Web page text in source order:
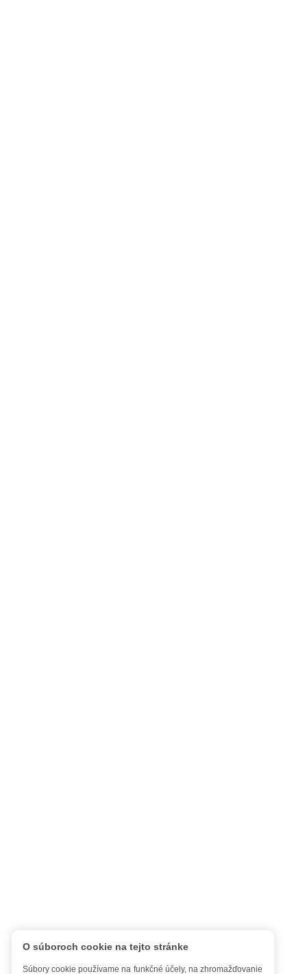
O súboroch cookie na tejto stránke
Súbory cookie používame na funkčné účely, na zhromažďovanie